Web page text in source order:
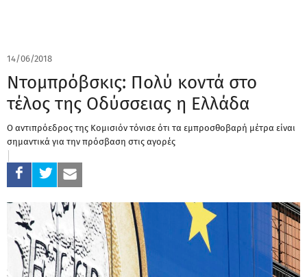
14/06/2018
Ντομπρόβσκις: Πολύ κοντά στο
τέλος της Οδύσσειας η Ελλάδα
Ο αντιπρόεδρος της Κομισιόν τόνισε ότι τα εμπροσθοβαρή μέτρα είναι
σημαντικά για την πρόσβαση στις αγορές